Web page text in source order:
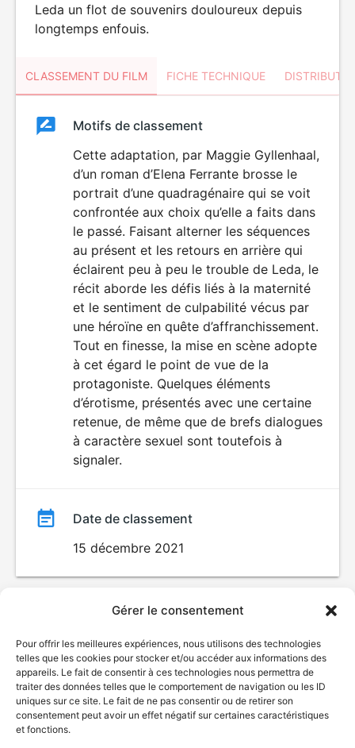
Gérer le consentement
Pour offrir les meilleures expériences, nous utilisons des technologies
telles que les cookies pour stocker et/ou accéder aux informations des
appareils. Le fait de consentir à ces technologies nous permettra de
traiter des données telles que le comportement de navigation ou les ID
uniques sur ce site. Le fait de ne pas consentir ou de retirer son
consentement peut avoir un effet négatif sur certaines caractéristiques
et fonctions.
Leda un flot de souvenirs douloureux depuis
longtemps enfouis.
CLASSEMENT DU FILM FICHE TECHNIQUE
ClassementClassement
DÉCONSEILLÉ
AUX JEUNES
ENFANTS
Motifs de classement
Cette adaptation, par Maggie Gyllenhaal,
d’un roman d’Elena Ferrante brosse le
portrait d’une quadragénaire qui se voit
confrontée aux choix qu’elle a faits dans
le passé. Faisant alterner les séquences
au présent et les retours en arrière qui
éclairent peu à peu le trouble de Leda, le
récit aborde les défis liés à la maternité
et le sentiment de culpabilité vécus par
une héroïne en quête d’affranchissement.
Tout en finesse, la mise en scène adopte
à cet égard le point de vue de la
protagoniste. Quelques éléments
d’érotisme, présentés avec une certaine
retenue, de même que de brefs dialogues
à caractère sexuel sont toutefois à
signaler.
Date de classement
15 décembre 2021
© Gouvernement du Québec, 2026